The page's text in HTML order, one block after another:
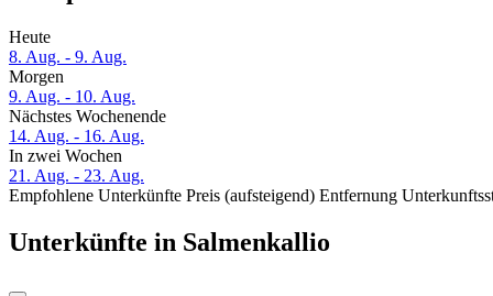
Heute
8. Aug. - 9. Aug.
Morgen
9. Aug. - 10. Aug.
Nächstes Wochenende
14. Aug. - 16. Aug.
In zwei Wochen
21. Aug. - 23. Aug.
Empfohlene Unterkünfte Preis (aufsteigend) Entfernung
Unterkünfte in Salmenkallio